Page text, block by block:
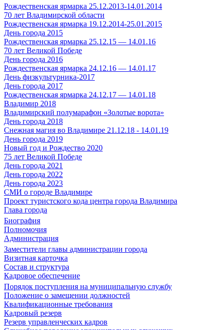
Рождественская ярмарка 25.12.2013-14.01.2014
70 лет Владимирской области
Рождественская ярмарка 19.12.2014-25.01.2015
День города 2015
Рождественская ярмарка 25.12.15 — 14.01.16
70 лет Великой Победе
День города 2016
Рождественская ярмарка 24.12.16 — 14.01.17
День физкультурника-2017
День города 2017
Рождественская ярмарка 24.12.17 — 14.01.18
Владимир 2018
Владимирский полумарафон «Золотые ворота»
День города 2018
Снежная магия во Владимире 21.12.18 - 14.01.19
День города 2019
Новый год и Рождество 2020
75 лет Великой Победе
День города 2021
День города 2022
День города 2023
СМИ о городе Владимире
Проект туристского кода центра города Владимира
Глава города
Биография
Полномочия
Администрация
Заместители главы администрации города
Визитная карточка
Состав и структура
Кадровое обеспечение
Порядок поступления на муниципальную службу
Положение о замещении должностей
Квалификационные требования
Кадровый резерв
Резерв управленческих кадров